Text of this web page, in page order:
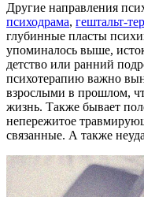
Другие направления
психодрама, гештальт-
глубинные пласты
упоминалось выше,
детство или ранний
психотерапию важно
взрослыми в прошлом,
жизнь. Также бывает
непережитое
связанные. А также